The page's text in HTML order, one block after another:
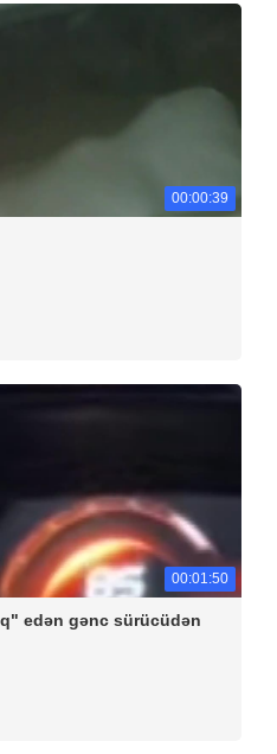
00:00:39
00:01:50
edən gənc sürücüdən